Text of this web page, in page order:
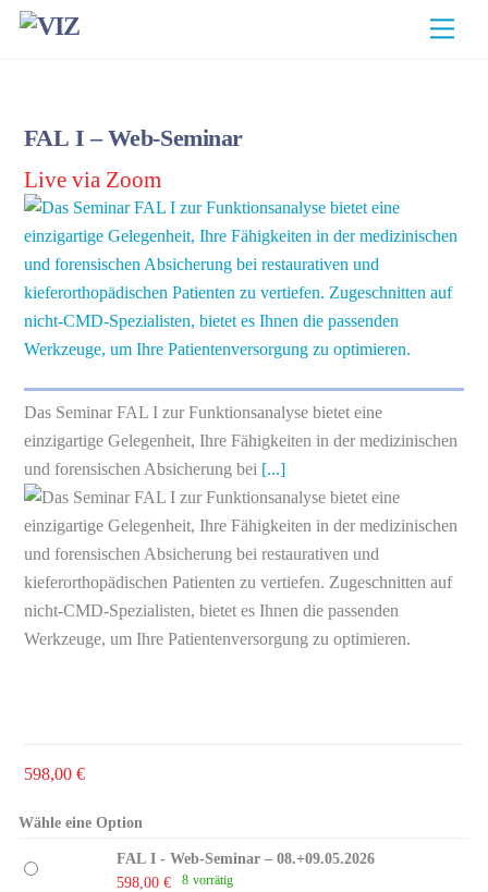
Skip
FAL I – Web-Seminar
Live via Zoom
Das Seminar FAL I zur Funktionsanalyse bietet eine
einzigartige Gelegenheit, Ihre Fähigkeiten in der medizinischen
und forensischen Absicherung bei [...]
598,00€
Wähle eine Option
FAL I - Web-Seminar – 08.+09.05.2026
598,00€ 8 vorrätig